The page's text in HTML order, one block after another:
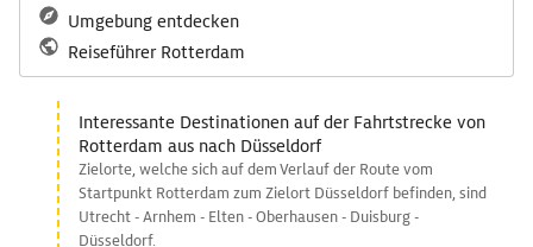
Umgebung entdecken
Reiseführer Rotterdam
Interessante Destinationen auf der Fahrtstrecke von
Rotterdam aus nach Düsseldorf
Zielorte, welche sich auf dem Verlauf der Route vom
Startpunkt Rotterdam zum Zielort Düsseldorf befinden, sind
Utrecht - Arnhem - Elten - Oberhausen - Duisburg -
Düsseldorf.